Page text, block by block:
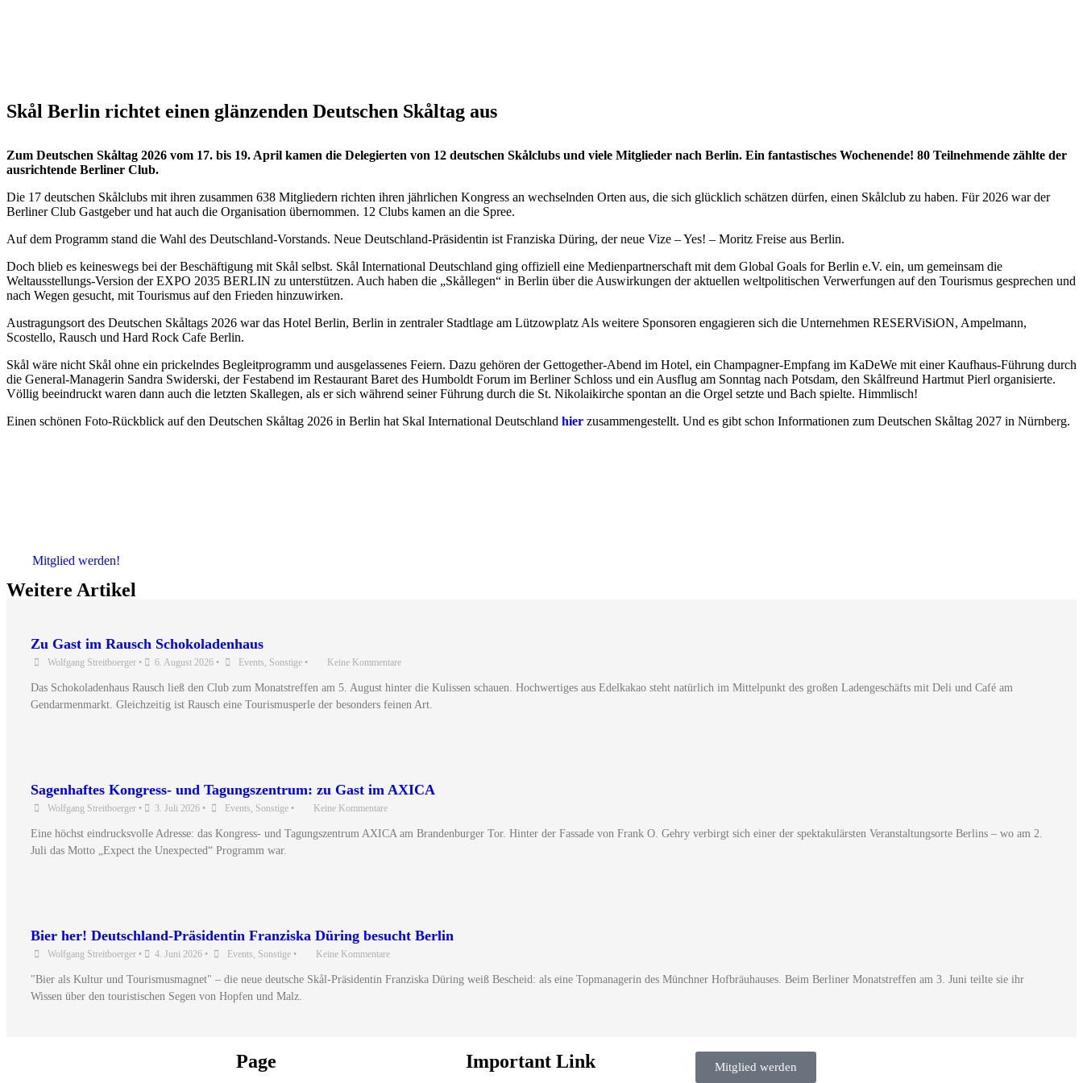
Skål Berlin richtet einen glänzenden Deutschen Skåltag aus
Zum Deutschen Skåltag 2026 vom 17. bis 19. April kamen die Delegierten von 12 deutschen Skålclubs und viele Mitglieder nach Berlin. Ein fantastisches Wochenende! 80 Teilnehmende zählte der
ausrichtende Berliner Club.
Die 17 deutschen Skålclubs mit ihren zusammen 638 Mitgliedern richten ihren jährlichen Kongress an wechselnden Orten aus, die sich glücklich schätzen dürfen, einen Skålclub zu haben. Für 2026 war der
Berliner Club Gastgeber und hat auch die Organisation übernommen. 12 Clubs kamen an die Spree.
Auf dem Programm stand die Wahl des Deutschland-Vorstands. Neue Deutschland-Präsidentin ist Franziska Düring, der neue Vize – Yes! – Moritz Freise aus Berlin.
Doch blieb es keineswegs bei der Beschäftigung mit Skål selbst. Skål International Deutschland ging offiziell eine Medienpartnerschaft mit dem Global Goals for Berlin e.V. ein, um gemeinsam die
Weltausstellungs-Version der EXPO 2035 BERLIN zu unterstützen. Auch haben die „Skållegen“ in Berlin über die Auswirkungen der aktuellen weltpolitischen Verwerfungen auf den Tourismus gesprechen und
nach Wegen gesucht, mit Tourismus auf den Frieden hinzuwirken.
Austragungsort des Deutschen Skåltags 2026 war das Hotel Berlin, Berlin in zentraler Stadtlage am Lützowplatz Als weitere Sponsoren engagieren sich die Unternehmen RESERViSiON, Ampelmann,
Scostello, Rausch und Hard Rock Cafe Berlin.
Skål wäre nicht Skål ohne ein prickelndes Begleitprogramm und ausgelassenes Feiern. Dazu gehören der Gettogether-Abend im Hotel, ein Champagner-Empfang im KaDeWe mit einer Kaufhaus-Führung durch
die General-Managerin Sandra Swiderski, der Festabend im Restaurant Baret des Humboldt Forum im Berliner Schloss und ein Ausflug am Sonntag nach Potsdam, den Skålfreund Hartmut Pierl organisierte.
Völlig beeindruckt waren dann auch die letzten Skallegen, als er sich während seiner Führung durch die St. Nikolaikirche spontan an die Orgel setzte und Bach spielte. Himmlisch!
Einen schönen Foto-Rückblick auf den Deutschen Skåltag 2026 in Berlin hat Skal International Deutschland hier zusammengestellt. Und es gibt schon Informationen zum Deutschen Skåltag 2027 in Nürnberg.
Mitglied werden!
Weitere Artikel
Zu Gast im Rausch Schokoladenhaus
Wolfgang Streitboerger • 6. August 2026 • Events, Sonstige • Keine Kommentare
Das Schokoladenhaus Rausch ließ den Club zum Monatstreffen am 5. August hinter die Kulissen schauen. Hochwertiges aus Edelkakao steht natürlich im Mittelpunkt des großen Ladengeschäfts mit Deli und Café am
Gendarmenmarkt. Gleichzeitig ist Rausch eine Tourismusperle der besonders feinen Art.
Sagenhaftes Kongress- und Tagungszentrum: zu Gast im AXICA
Wolfgang Streitboerger • 3. Juli 2026 • Events, Sonstige • Keine Kommentare
Eine höchst eindrucksvolle Adresse: das Kongress- und Tagungszentrum AXICA am Brandenburger Tor. Hinter der Fassade von Frank O. Gehry verbirgt sich einer der spektakulärsten Veranstaltungsorte Berlins – wo am 2.
Juli das Motto „Expect the Unexpected“ Programm war.
Bier her! Deutschland-Präsidentin Franziska Düring besucht Berlin
Wolfgang Streitboerger • 4. Juni 2026 • Events, Sonstige • Keine Kommentare
"Bier als Kultur und Tourismusmagnet" – die neue deutsche Skål-Präsidentin Franziska Düring weiß Bescheid: als eine Topmanagerin des Münchner Hofbräuhauses. Beim Berliner Monatstreffen am 3. Juni teilte sie ihr
Wissen über den touristischen Segen von Hopfen und Malz.
Page Important Link Mitglied werden